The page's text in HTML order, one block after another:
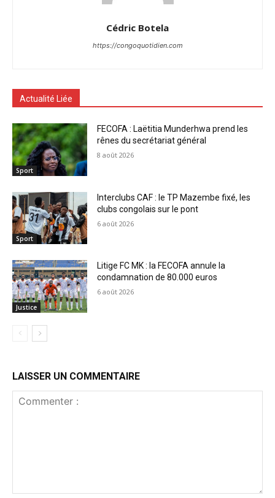
Cédric Botela
https://congoquotidien.com
Actualité Liée
Sport
FECOFA : Laëtitia Munderhwa prend les
rênes du secrétariat général
8 août 2026
Sport
Interclubs CAF : le TP Mazembe fixé, les
clubs congolais sur le pont
6 août 2026
Justice
Litige FC MK : la FECOFA annule la
condamnation de 80.000 euros
6 août 2026
LAISSER UN COMMENTAIRE